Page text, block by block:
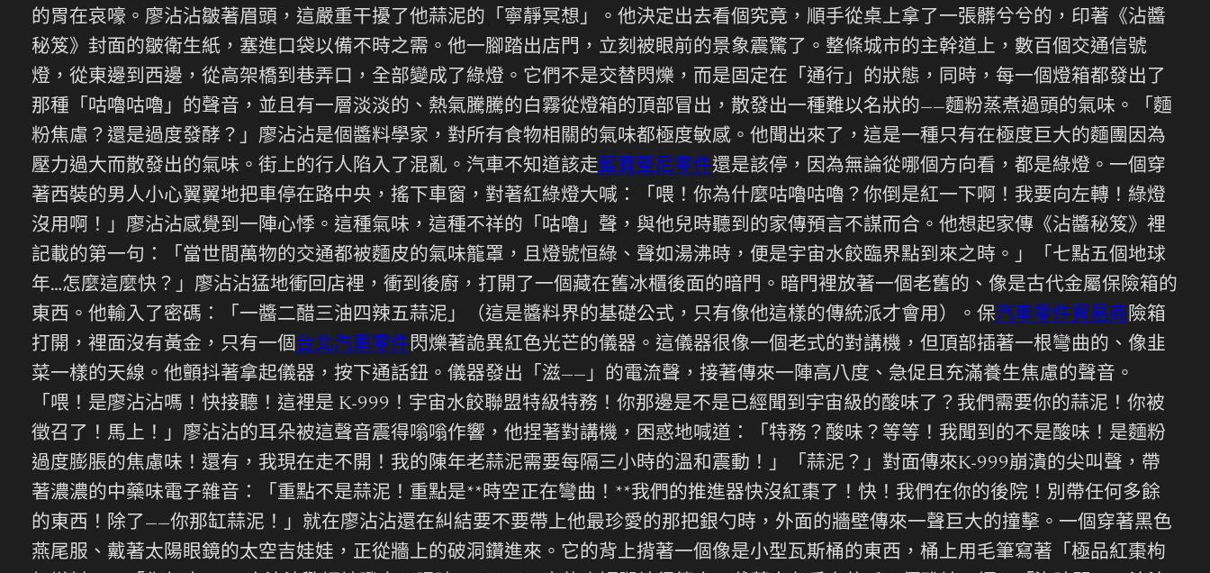
的胃在哀嚎。廖沾沾皺著眉頭，這嚴重干擾了他蒜泥的「寧靜冥想」。他決定出去看個究竟，順手從桌上拿了一張髒兮兮的，印著《沾醬
秘笈》封面的皺衛生紙，塞進口袋以備不時之需。他一腳踏出店門，立刻被眼前的景象震驚了。整條城市的主幹道上，數百個交通信號
燈，從東邊到西邊，從高架橋到巷弄口，全部變成了綠燈。它們不是交替閃爍，而是固定在「通行」的狀態，同時，每一個燈箱都發出了
那種「咕嚕咕嚕」的聲音，並且有一層淡淡的、熱氣騰騰的白霧從燈箱的頂部冒出，散發出一種難以名狀的——麵粉蒸煮過頭的氣味。「麵
粉焦慮？還是過度發酵？」廖沾沾是個醬料學家，對所有食物相關的氣味都極度敏感。他聞出來了，這是一種只有在極度巨大的麵團因為
壓力過大而散發出的氣味。街上的行人陷入了混亂。汽車不知道該走藍寶堅尼零件還是該停，因為無論從哪個方向看，都是綠燈。一個穿
著西裝的男人小心翼翼地把車停在路中央，搖下車窗，對著紅綠燈大喊：「喂！你為什麼咕嚕咕嚕？你倒是紅一下啊！我要向左轉！綠燈
沒用啊！」廖沾沾感覺到一陣心悸。這種氣味，這種不祥的「咕嚕」聲，與他兒時聽到的家傳預言不謀而合。他想起家傳《沾醬秘笈》裡
記載的第一句：「當世間萬物的交通都被麵皮的氣味籠罩，且燈號恒綠、聲如湯沸時，便是宇宙水餃臨界點到來之時。」「七點五個地球
年…怎麼這麼快？」廖沾沾猛地衝回店裡，衝到後廚，打開了一個藏在舊冰櫃後面的暗門。暗門裡放著一個老舊的、像是古代金屬保險箱的
東西。他輸入了密碼：「一醬二醋三油四辣五蒜泥」（這是醬料界的基礎公式，只有像他這樣的傳統派才會用）。保汽車零件貿易商 險箱
打開，裡面沒有黃金，只有一個 台北汽車零件閃爍著詭異紅色光芒的儀器。這儀器很像一個老式的對講機，但頂部插著一根彎曲的、像韭
菜一樣的天線。他顫抖著拿起儀器，按下通話鈕。儀器發出「滋——」的電流聲，接著傳來一陣高八度、急促且充滿養生焦慮的聲音。
「喂！是廖沾沾嗎！快接聽！這裡是 K-999！宇宙水餃聯盟特級特務！你那邊是不是已經聞到宇宙級的酸味了？我們需要你的蒜泥！你被
徵召了！馬上！」廖沾沾的耳朵被這聲音震得嗡嗡作響，他捏著對講機，困惑地喊道：「特務？酸味？等等！我聞到的不是酸味！是麵粉
過度膨脹的焦慮味！還有，我現在走不開！我的陳年老蒜泥需要每隔三小時的溫和震動！」「蒜泥？」對面傳來K-999崩潰的尖叫聲，帶
著濃濃的中藥味電子雜音：「重點不是蒜泥！重點是**時空正在彎曲！**我們的推進器快沒紅棗了！快！我們在你的後院！別帶任何多餘
的東西！除了——你那缸蒜泥！」就在廖沾沾還在糾結要不要帶上他最珍愛的那把銀勺時，外面的牆壁傳來一聲巨大的撞擊。一個穿著黑色
燕尾服、戴著太陽眼鏡的太空吉娃娃，正從牆上的破洞鑽進來。它的背上揹著一個像是小型瓦斯桶的東西，桶上用毛筆寫著「極品紅棗枸